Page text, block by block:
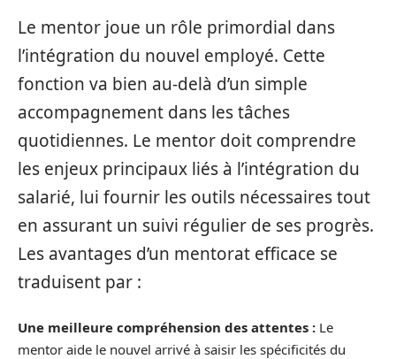
Le mentor joue un rôle primordial dans
l’intégration du nouvel employé. Cette
fonction va bien au-delà d’un simple
accompagnement dans les tâches
quotidiennes. Le mentor doit comprendre
les enjeux principaux liés à l’intégration du
salarié, lui fournir les outils nécessaires tout
en assurant un suivi régulier de ses progrès.
Les avantages d’un mentorat efficace se
traduisent par :
Une meilleure compréhension des attentes : Le
mentor aide le nouvel arrivé à saisir les spécificités du